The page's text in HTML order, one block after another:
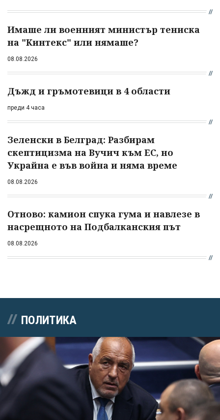
Имаше ли военният министър тениска
на "Кинтекс" или нямаше?
08.08.2026
Дъжд и гръмотевици в 4 области
преди 4 часа
Зеленски в Белград: Разбирам
скептицизма на Вучич към ЕС, но
Украйна е във война и няма време
08.08.2026
Отново: камион спука гума и навлезе в
насрещното на Подбалканския път
08.08.2026
ПОЛИТИКА